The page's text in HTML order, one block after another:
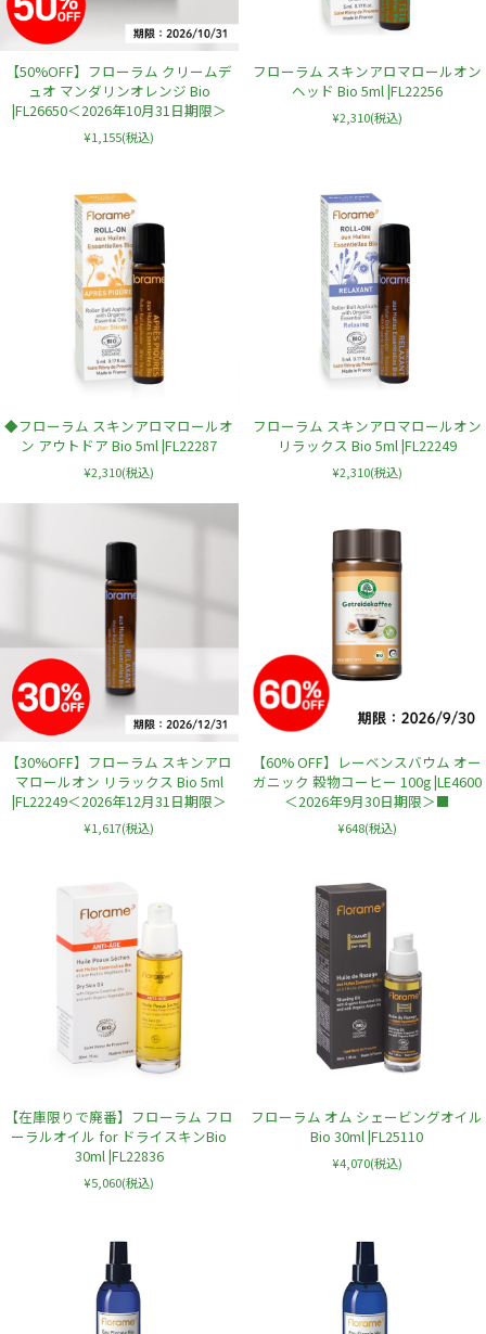
【50%OFF】フローラム クリームデ
ュオ マンダリンオレンジ Bio
|FL26650＜2026年10月31日期限＞
¥1,155(税込)
フローラム スキンアロマロールオン
ヘッド Bio 5ml |FL22256
¥2,310(税込)
◆フローラム スキンアロマロールオ
ン アウトドア Bio 5ml |FL22287
¥2,310(税込)
フローラム スキンアロマロールオン
リラックス Bio 5ml |FL22249
¥2,310(税込)
【30%OFF】フローラム スキンアロ
マロールオン リラックス Bio 5ml
|FL22249＜2026年12月31日期限＞
¥1,617(税込)
【60% OFF】レーベンスバウム オー
ガニック 穀物コーヒー 100g |LE4600
＜2026年9月30日期限＞■
¥648(税込)
【在庫限りで廃番】フローラム フロ
ーラルオイル for ドライスキンBio
30ml |FL22836
¥5,060(税込)
フローラム オム シェービングオイル
Bio 30ml |FL25110
¥4,070(税込)